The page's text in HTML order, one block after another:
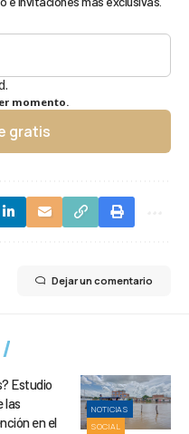
momento.
gratis
Dejar un comentario
NOTICIAS
SOCIAL
Estudio
las
en el